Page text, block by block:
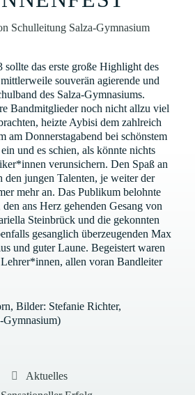
Schulleitung Salza-Gymnasium
sollte das erste große Highlight des
souverän agierende und
des Salza-Gymnasiums.
Bandmitglieder noch nicht allzu viel
heizte Aybisi dem zahlreich
am Donnerstagabend bei schönstem
und es schien, als könnte nichts
verunsichern. Den Spaß an
den jungen Talenten, je weiter der
mehr an. Das Publikum belohnte
ans Herz gehenden Gesang von
Steinbrück und die gekonnten
gesanglich überzeugenden Max
und guter Laune. Begeistert waren
allen voran Bandleiter
Bilder: Stefanie Richter,
Gymnasium)
Kategorien
Aktuelles